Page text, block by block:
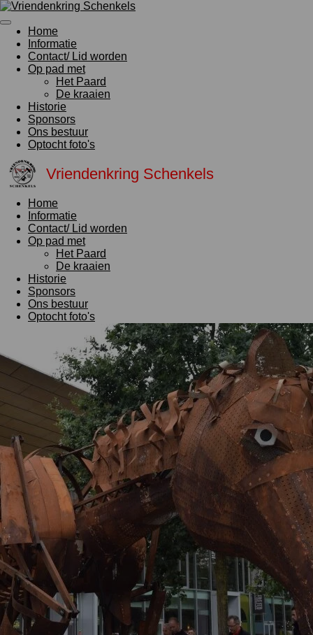
Ga
direct
naar
de
hoofdinhoud
Home
Informatie
Contact/ Lid worden
Op pad met
Het Paard
De kraaien
Historie
Sponsors
Ons bestuur
Optocht foto's
Vriendenkring Schenkels
Home
Informatie
Contact/ Lid worden
Op pad met
Het Paard
De kraaien
Historie
Sponsors
Ons bestuur
Optocht foto's